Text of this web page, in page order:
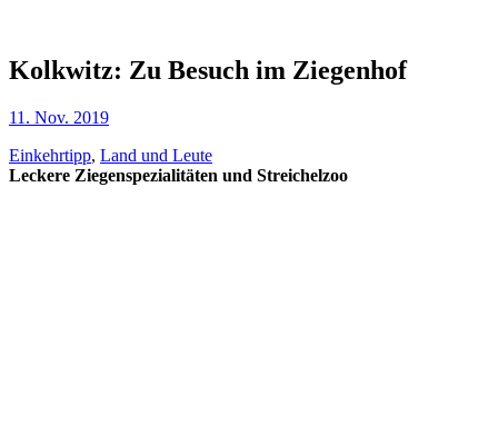
Kolkwitz: Zu Besuch im Ziegenhof
11. Nov. 2019
Einkehrtipp, Land und Leute
Leckere Ziegenspezialitäten und Streichelzoo